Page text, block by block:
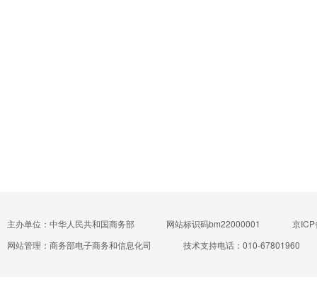
主办单位：中华人民共和国商务部 网站标识码bm22000001
京
网站管理：商务部电子商务和信息化司
技术支持电话：010-67801960